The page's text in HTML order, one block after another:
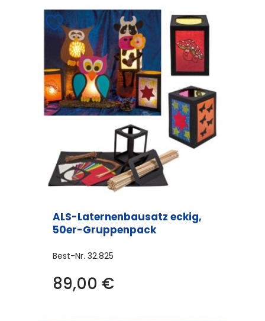
mehrere
Varianten
auf.
Die
Optionen
können
auf
der
Produktseite
gewählt
werden
ALS-Laternenbausatz eckig,
50er-Gruppenpack
Best-Nr. 32.825
89,00 €